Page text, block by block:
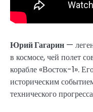
Юрий Гагарин —
в космосе, чей полет
корабле «Восток-1».
историческим
технического